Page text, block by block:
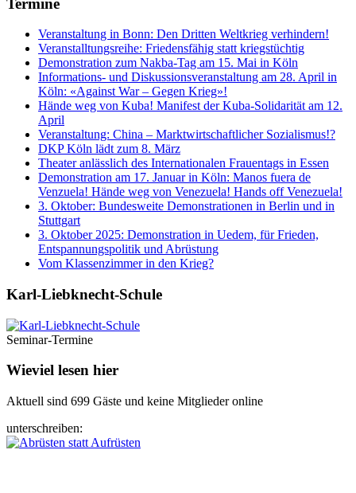
Veranstaltung in Bonn: Den Dritten Weltkrieg verhindern!
Veranstalltungsreihe: Friedensfähig statt kriegstüchtig
Demonstration zum Nakba-Tag am 15. Mai in Köln
Informations- und Diskussionsveranstaltung am 28. April in
Köln: «Against War – Gegen Krieg»!
Hände weg von Kuba! Manifest der Kuba-Solidarität am 12.
April
Veranstaltung: China – Marktwirtschaftlicher Sozialismus!?
DKP Köln lädt zum 8. März
Theater anlässlich des Internationalen Frauentags in Essen
Demonstration am 17. Januar in Köln: Manos fuera de
Venzuela! Hände weg von Venezuela! Hands off Venezuela!
3. Oktober: Bundesweite Demonstrationen in Berlin und in
Stuttgart
3. Oktober 2025: Demonstration in Uedem, für Frieden,
Entspannungspolitik und Abrüstung
Vom Klassenzimmer in den Krieg?
Karl-Liebknecht-­Schule
Seminar-Termine
Wieviel lesen hier
Aktuell sind 699 Gäste und keine Mitglieder online
unterschreiben: